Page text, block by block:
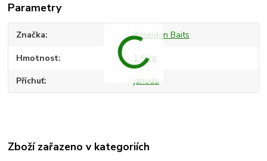
Parametry
Značka Poseidon Baits
Hmotnost 1,5 kg
Příchuť jahoda
Zboží zařazeno v kategoriích